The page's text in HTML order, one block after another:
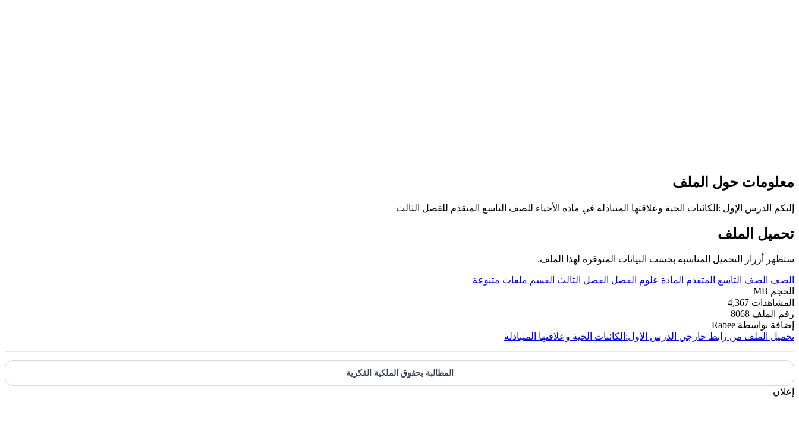
معلومات حول الملف
إليكم الدرس الإول :الكائنات الحية وعلاقتها المتبادلة في مادة الأحياء للصف التاسع المتقدم للفصل الثالث
تحميل الملف
ستظهر أزرار التحميل المناسبة بحسب البيانات المتوفرة لهذا الملف.
الصف الصف التاسع المتقدم المادة علوم الفصل الفصل الثالث القسم ملفات متنوعة
الحجم MB
المشاهدات 4,367
رقم الملف 8068
إضافة بواسطة Rabee
تحميل الملف من رابط خارجي الدرس الأول:الكائنات الحية وعلاقتها المتبادلة
المطالبة بحقوق الملكية الفكرية
إعلان